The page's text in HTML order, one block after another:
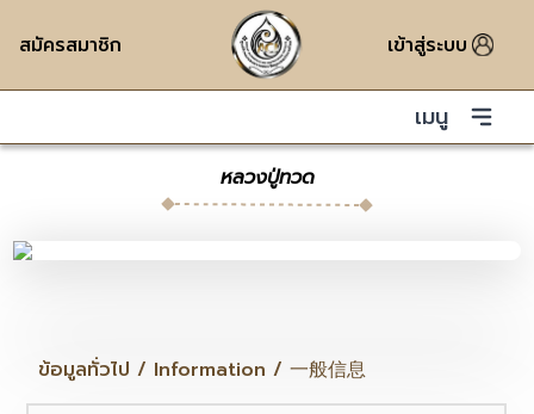
สมัครสมาชิก เข้าสู่ระบบ
เมนู
หลวงปู่ทวด
ข้อมูลทั่วไป / Information / 一般信息